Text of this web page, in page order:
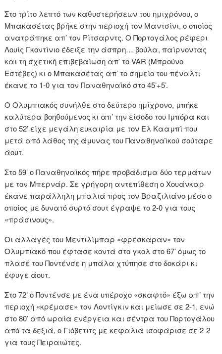
Στο τρίτο λεπτό των καθυστερήσεων του ημιχρόνου, ο
Μπακασέτας βρήκε στην περιοχή τον Μαντσίνι, ο οποίος
ανατράπηκε απ’ τον Ρίτσαρντς. Ο Πορτογάλος ρέφερι
Λουίς Γκοντίνιο έδειξε την άσπρη… βούλα, παίρνοντας
και τη σχετική επιβεβαίωση απ’ το VAR (Μπρούνο
Εστέβες) κι ο Μπακασέτας απ’ το σημείο του πέναλτι
έκανε το 1-0 για τον Παναθηναϊκό στο 45’+5’.
Ο Ολυμπιακός συνήλθε στο δεύτερο ημίχρονο, μπήκε
καλύτερα βοηθούμενος κι απ’ την είσοδο του Ιμπόρα και
στο 52’ είχε μεγάλη ευκαιρία με τον Ελ Κααμπί που
μετά από λάθος της άμυνας του Παναθηναϊκού σούταρε
άουτ.
Στο 59’ ο Παναθηναϊκός πήρε προβάδισμα δύο τερμάτων
με τον Μπερνάρ. Σε γρήγορη αντεπίθεση ο Χουάνκαρ
έκανε παράλληλη μπαλιά προς τον Βραζιλιάνο μέσο ο
οποίος με δυνατό συρτό σουτ έγραψε το 2-0 για τους
«πράσινους».
Οι αλλαγές του Μεντιλίμπαρ «φρέσκαραν» τον
Ολυμπιακό που έφτασε κοντά στο γκολ στο 67’ όμως το
πλασέ του Ποντένσε η μπάλα χτύπησε στο δοκάρι κι
έφυγε άουτ.
Στο 72’ ο Ποντένσε με ένα υπέροχο «σκαφτό» έξω απ’ την
περιοχή «κρέμασε» τον Λοντίγκιν και μείωσε σε 2-1, ενώ
στο 80’ από ωραία ενέργεια και σέντρα του Πορτογάλου
από τα δεξιά, ο Γιόβετιτς με κεφαλιά ισοφάρισε σε 2-2
για τους Πειραιώτες.